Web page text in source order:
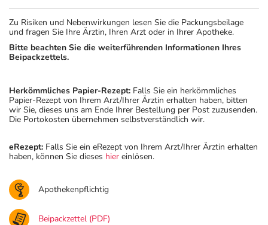
Zu Risiken und Nebenwirkungen lesen Sie die Packungsbeilage
und fragen Sie Ihre Ärztin, Ihren Arzt oder in Ihrer Apotheke.
Bitte beachten Sie die weiterführenden Informationen Ihres
Beipackzettels.
Herkömmliches Papier-Rezept: Falls Sie ein herkömmliches
Papier-Rezept von Ihrem Arzt/Ihrer Ärztin erhalten haben, bitten
wir Sie, dieses uns am Ende Ihrer Bestellung per Post zuzusenden.
Die Portokosten übernehmen selbstverständlich wir.
eRezept: Falls Sie ein eRezept von Ihrem Arzt/Ihrer Ärztin erhalten
haben, können Sie dieses hier einlösen.
Apothekenpflichtig
Beipackzettel (PDF)